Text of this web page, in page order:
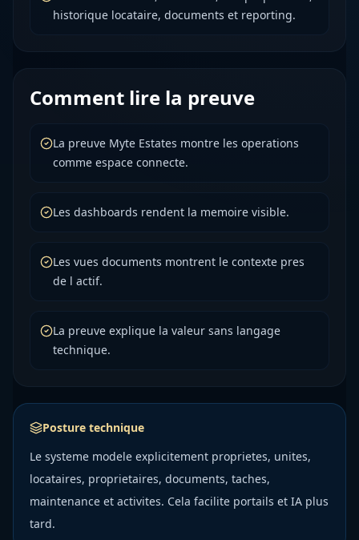
historique locataire, documents et reporting.
Comment lire la preuve
La preuve Myte Estates montre les operations
comme espace connecte.
Les dashboards rendent la memoire visible.
Les vues documents montrent le contexte pres
de l actif.
La preuve explique la valeur sans langage
technique.
Posture technique
Le systeme modele explicitement proprietes, unites,
locataires, proprietaires, documents, taches,
maintenance et activites. Cela facilite portails et IA plus
tard.